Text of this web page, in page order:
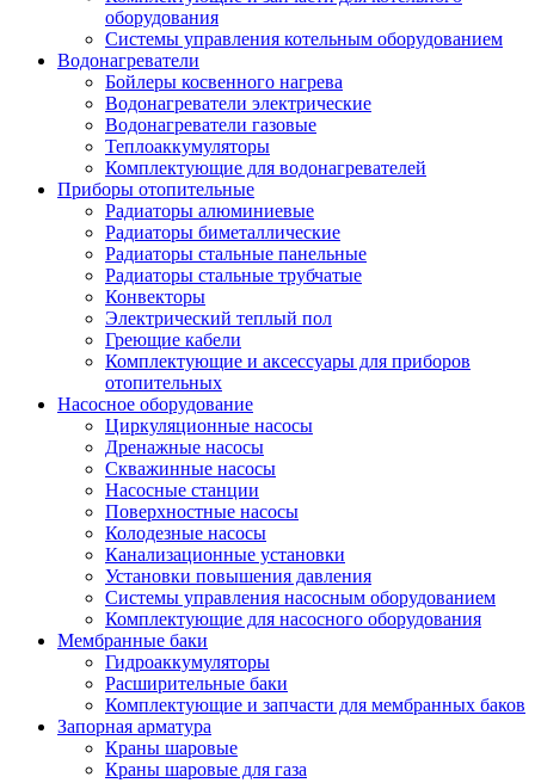
оборудования
Системы управления котельным оборудованием
Водонагреватели
Бойлеры косвенного нагрева
Водонагреватели электрические
Водонагреватели газовые
Теплоаккумуляторы
Комплектующие для водонагревателей
Приборы отопительные
Радиаторы алюминиевые
Радиаторы биметаллические
Радиаторы стальные панельные
Радиаторы стальные трубчатые
Конвекторы
Электрический теплый пол
Греющие кабели
Комплектующие и аксессуары для приборов
отопительных
Насосное оборудование
Циркуляционные насосы
Дренажные насосы
Скважинные насосы
Насосные станции
Поверхностные насосы
Колодезные насосы
Канализационные установки
Установки повышения давления
Системы управления насосным оборудованием
Комплектующие для насосного оборудования
Мембранные баки
Гидроаккумуляторы
Расширительные баки
Комплектующие и запчасти для мембранных баков
Запорная арматура
Краны шаровые
Краны шаровые для газа